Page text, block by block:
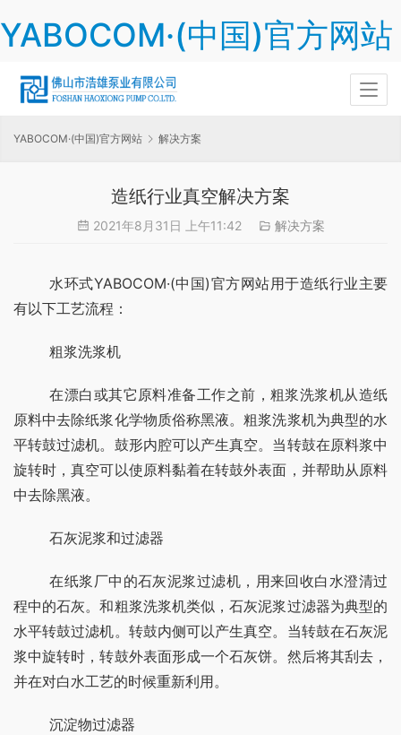
YABOCOM·(中国)官方网站
YABOCOM·(中国)官方网站 解决方案
造纸行业真空解决方案
2021年8月31日 上午11:42 解决方案
	水环式YABOCOM·(中国)官方网站用于造纸行业主要
有以下工艺流程：
	粗浆洗浆机
	在漂白或其它原料准备工作之前，粗浆洗浆机从造纸
原料中去除纸浆化学物质俗称黑液。粗浆洗浆机为典型的水
平转鼓过滤机。鼓形内腔可以产生真空。当转鼓在原料浆中
旋转时，真空可以使原料黏着在转鼓外表面，并帮助从原料
中去除黑液。
	石灰泥浆和过滤器
	在纸浆厂中的石灰泥浆过滤机，用来回收白水澄清过
程中的石灰。和粗浆洗浆机类似，石灰泥浆过滤器为典型的
水平转鼓过滤机。转鼓内侧可以产生真空。当转鼓在石灰泥
浆中旋转时，转鼓外表面形成一个石灰饼。然后将其刮去，
并在对白水工艺的时候重新利用。
	沉淀物过滤器